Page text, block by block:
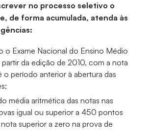
no processo seletivo o
de forma acumulada, atenda às
o Exame Nacional do Ensino Médio
partir da edição de 2010, com a nota
o período anterior à abertura das
média aritmética das notas nas
igual ou superior a 450 pontos
superior a zero na prova de